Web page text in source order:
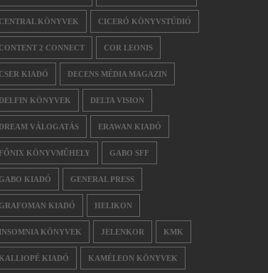
KÖNYVEK CICERÓ KÖNYVSTÚDIÓ
2 CONNECT COR LEONIS
KIADÓ DECENS MÉDIA MAGAZIN
DELFIN KÖNYVEK DELTA VISION
DREAM VÁLOGATÁS ERAWAN KIADÓ
FŐNIX KÖNYVMŰHELY GABO SFF
KIADÓ GENERAL PRESS
KIADÓ HELIKON
INSOMNIA KÖNYVEK JELENKOR KMK
KALLIOPÉ KIADÓ KAMÉLEON KÖNYVEK